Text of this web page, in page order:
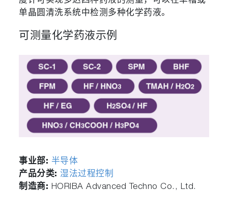
单晶圆清洗系统中检测多种化学药液。
可测量化学药液示例
事业部: 半导体
产品分类: 湿法过程控制
制造商: HORIBA Advanced Techno Co., Ltd.